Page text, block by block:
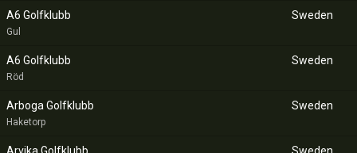
A6 Golfklubb
Gul
Sweden
A6 Golfklubb
Röd
Sweden
Arboga Golfklubb
Haketorp
Sweden